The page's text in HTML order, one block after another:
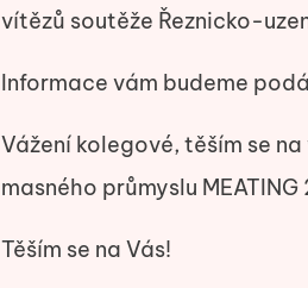
vítězů soutěže Řeznicko-
Informace vám budeme
Vážení kolegové, těším se
masného průmyslu
Těším se na Vás!